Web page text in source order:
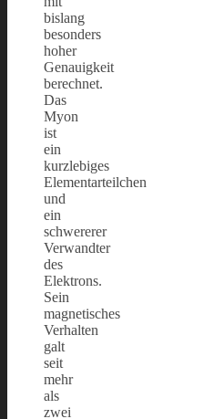
bislang
besonders
hoher
Genauigkeit
berechnet.
Das
Myon
ist
ein
kurzlebiges
Elementarteilchen
und
ein
schwererer
Verwandter
des
Elektrons.
Sein
magnetisches
Verhalten
galt
seit
mehr
als
zwei